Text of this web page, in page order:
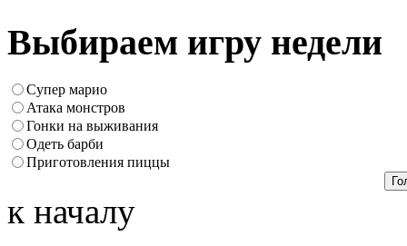
Выбираем игру недели
Супер марио
Атака монстров
Гонки на выживания
Одеть барби
Приготовления пиццы
к началу